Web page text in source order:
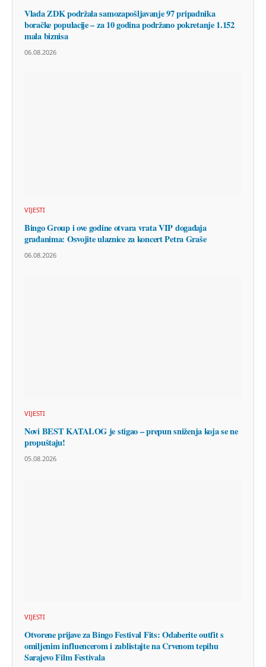
Vlada ZDK podržala samozapošljavanje 97 pripadnika
boračke populacije – za 10 godina podržano pokretanje 1.152
mala biznisa
06.08.2026
VIJESTI
Bingo Group i ove godine otvara vrata VIP događaja
građanima: Osvojite ulaznice za koncert Petra Graše
06.08.2026
VIJESTI
Novi BEST KATALOG je stigao – prepun sniženja koja se ne
propuštaju!
05.08.2026
VIJESTI
Otvorene prijave za Bingo Festival Fits: Odaberite outfit s
omiljenim influencerom i zablistajte na Crvenom tepihu
Sarajevo Film Festivala